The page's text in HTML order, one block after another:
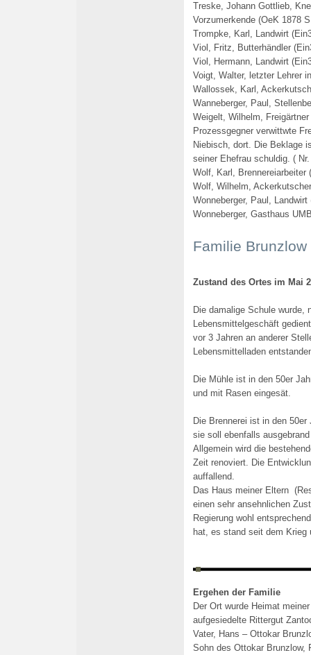
Treske, Johann Gottlieb,
Vorzumerkende (OeK 1878
Trompke, Karl, Landwirt
Viol, Fritz, Butterhändler
Viol, Hermann, Landwirt
Voigt, Walter, letzter Lehrer
Wallossek, Karl,
Wanneberger, Paul,
Weigelt, Wilhelm,
Prozessgegner verwittwte
Niebisch, dort. Die Beklage
seiner Ehefrau schuldig. (
Wolf, Karl, Brennereiarbeiter
Wolf, Wilhelm,
Wonneberger, Paul, Landwirt
Wonneberger, Gasthaus
Familie
Zustand des Ortes im Mai
Die damalige Schule wurde,
Lebensmittelgeschäft
vor 3 Jahren an anderer
Lebensmittelladen
Die Mühle ist in den 50er
und mit Rasen eingesät.
Die Brennerei ist in den
sie soll ebenfalls
Allgemein wird die
Zeit renoviert. Die
auffallend.
Das Haus meiner Eltern
einen sehr ansehnlichen
Regierung wohl
hat, es stand seit dem
Ergehen der Familie
Der Ort wurde Heimat
aufgesiedelte Rittergut
Vater, Hans – Ottokar
Sohn des Ottokar